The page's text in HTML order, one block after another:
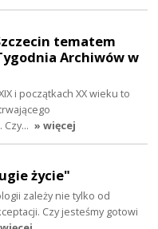
tematem
Archiwów w
i początkach XX wieku to
Czy… » więcej
życie"
zależy nie tylko od
Czy jesteśmy gotowi